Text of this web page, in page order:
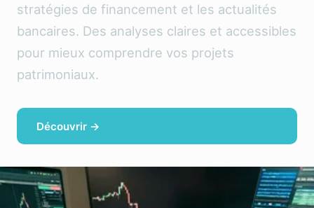
stratégies de financement et les actualités
bancaires. Des analyses claires et accessibles
pour mieux comprendre vos projets
patrimoniaux.
Découvrir →